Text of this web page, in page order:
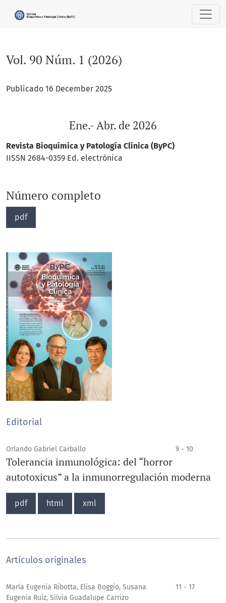
Vol. 90 Núm. 1 (2026)
Publicado 16 December 2025
Ene.- Abr. de 2026
Revista Bioquímica y Patología Clínica (ByPC)
IISSN 2684-0359 Ed. electrónica
Número completo
pdf
Editorial
Orlando Gabriel Carballo 9 - 10
Tolerancia inmunológica: del “horror
autotoxicus” a la inmunorregulación moderna
pdf html xml
Artículos originales
María Eugenia Ribotta, Elisa Boggio, Susana
Eugenia Ruiz, Silvia Guadalupe Carrizo
11 - 17